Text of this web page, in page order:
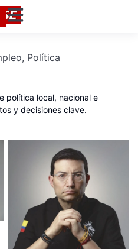
, Política
política local, nacional e
y decisiones clave.